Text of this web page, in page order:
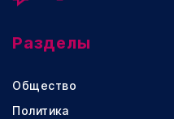
Разделы
Общество
Политика